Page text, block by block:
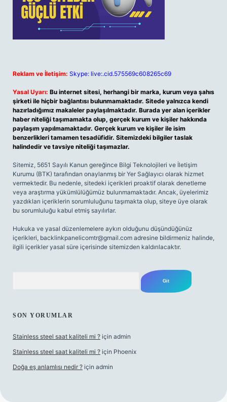
Reklam ve İletişim: Skype: live:.cid.575569c608265c69
Yasal Uyarı: Bu internet sitesi, herhangi bir marka, kurum veya şahıs
şirketi ile hiçbir bağlantısı bulunmamaktadır. Sitede yalnızca kendi
hazırladığımız makaleler paylaşılmaktadır. Burada yer alan içerikler
haber niteliği taşımamakta olup, gerçek kurum ve kişiler hakkında
paylaşım yapılmamaktadır. Gerçek kurum ve kişiler ile isim
benzerlikleri tamamen tesadüfidir. Sitemizdeki bilgiler taslak
halindedir ve tavsiye niteliği taşımazlar.
Sitemiz, 5651 Sayılı Kanun gereğince Bilgi Teknolojileri ve İletişim
Kurumu (BTK) tarafından onaylanmış bir Yer Sağlayıcı olarak hizmet
vermektedir. Bu nedenle, sitedeki içerikleri proaktif olarak denetleme
veya araştırma yükümlülüğümüz bulunmamaktadır. Ancak, üyelerimiz
yazdıkları içeriklerin sorumluluğunu taşımakta olup, siteye üye olarak
bu sorumluluğu kabul etmiş sayılırlar.
Hukuka ve yasal düzenlemelere aykırı olduğunu düşündüğünüz
içerikleri, backlinkpanelicomtr@gmail.com adresine bildirmeniz halinde,
ilgili içerikler yasal süre içerisinde sitemizden kaldırılacaktır.
SON YORUMLAR
Stainless steel saat kaliteli mi ? için admin
Stainless steel saat kaliteli mi ? için Phoenix
Doğa eş anlamlısı nedir ? için admin